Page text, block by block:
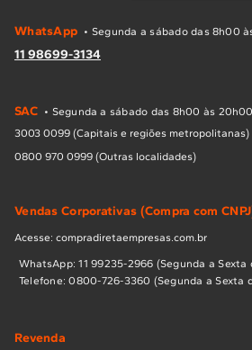
WhatsApp • Segunda a sábado das 8h00
11 98699-3134
SAC • Segunda a sábado das 8h00 às
3003 0099 (Capitais e regiões metropolitanas)
0800 970 0999 (Outras localidades)
Vendas Corporativas (Compra com
Acesse: compradiretaempresas.com.br
WhatsApp: 11 99235-2966 (Segunda a Sexta
Telefone: 0800-726-3360 (Segunda a Sexta
Revenda